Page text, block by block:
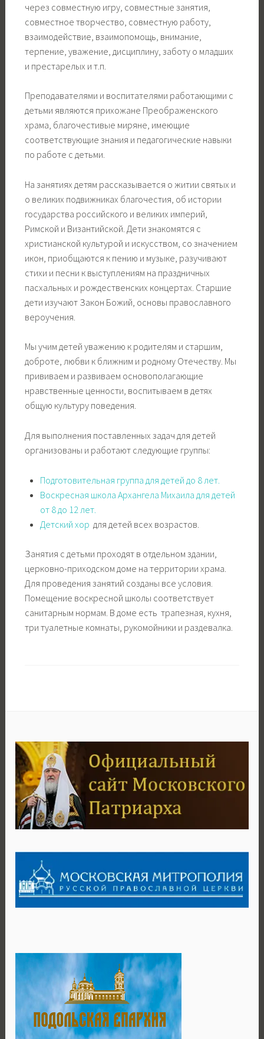
через совместную игру, совместные занятия,
совместное творчество, совместную работу,
взаимодействие, взаимопомощь, внимание,
терпение, уважение, дисциплину, заботу о младших
и престарелых и т.п.
Преподавателями и воспитателями работающими с
детьми являются прихожане Преображенского
храма, благочестивые миряне, имеющие
соответствующие знания и педагогические навыки
по работе с детьми.
На занятиях детям рассказывается о житии святых и
о великих подвижниках благочестия, об истории
государства российского и великих империй,
Римской и Византийской. Дети знакомятся с
христианской культурой и искусством, со значением
икон, приобщаются к пению и музыке, разучивают
стихи и песни к выступлениям на праздничных
пасхальных и рождественских концертах. Старшие
дети изучают Закон Божий, основы православного
вероучения.
Мы учим детей уважению к родителям и старшим,
доброте, любви к ближним и родному Отечеству. Мы
прививаем и развиваем основополагающие
нравственные ценности, воспитываем в детях
общую культуру поведения.
Для выполнения поставленных задач для детей
организованы и работают следующие группы:
Подготовительная группа для детей до 8 лет.
Воскресная школа Архангела Михаила для детей
от 8 до 12 лет.
Детский хор для детей всех возрастов.
Занятия с детьми проходят в отдельном здании,
церковно-приходском доме на территории храма.
Для проведения занятий созданы все условия.
Помещение воскресной школы соответствует
санитарным нормам. В доме есть трапезная, кухня,
три туалетные комнаты, рукомойники и раздевалка.